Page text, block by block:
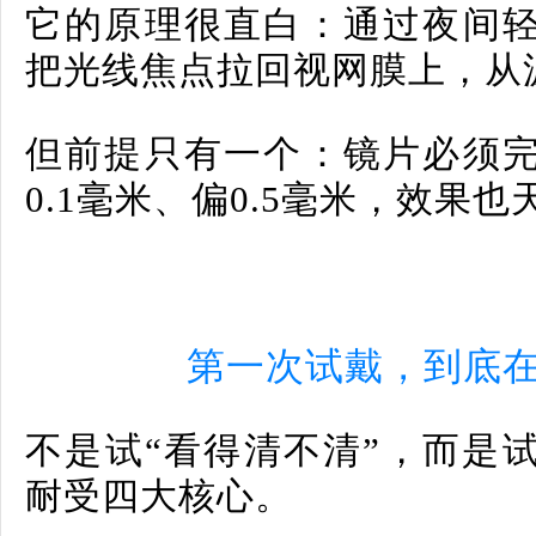
它的原理很直白：通过夜间
把光线焦点拉回视网膜上，
但前提只有一个：镜片必须
0.1毫米、偏0.5毫米，效果也
第一次试戴，到底
不是试“看得清不清”，而是
耐受四大核心。